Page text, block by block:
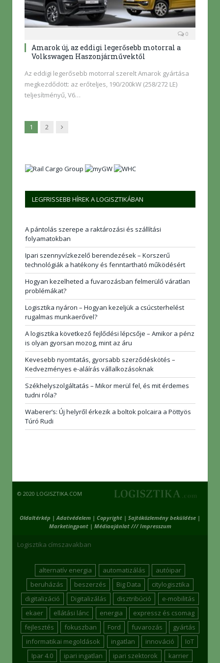
0
Amarok új, az eddigi legerősebb motorral a
Volkswagen Haszonjárművektől
Az eddigi legerősebb motorral szerelt Amarok gyártása
megkezdődött: az erőteljes, 190/200kW (258/272 LE)
teljesítményű, V6…
1 2 Következő
LEGFRISSEBB HÍREK A LOGISZTIKÁBAN
A pántolás szerepe a raktározási és szállítási
folyamatokban
Ipari szennyvízkezelő berendezések – Korszerű
technológiák a hatékony és fenntartható működésért
Hogyan kezelheted a fuvarozásban felmerülő váratlan
problémákat?
Logisztika nyáron – Hogyan kezeljük a csúcsterhelést
rugalmas munkaerővel?
A logisztika következő fejlődési lépcsője – Amikor a pénz
is olyan gyorsan mozog, mint az áru
Kevesebb nyomtatás, gyorsabb szerződéskötés –
Kedvezményes e-aláírás vállalkozásoknak
Székhelyszolgáltatás – Mikor merül fel, és mit érdemes
tudni róla?
Waberer’s: Új helyről érkezik a boltok polcaira a Pöttyös
Túró Rudi
© 2020 LOGISZTIKA.COM
Oldaltérkép |Adatvédelem | Copyright | Sajtóközlemény beküldése |
Marketingpont| Médiaajánlat /// Impresszum
Logisztika címszavakban
alternatív energia automatizálás
autóipar
beruházás
beszerzés Big Data
citylogisztika
digitalizáció
Digitalizálás disztribúció
e-mobilitás
ekaer
ellátási lánc energia
expressz és csomag
fejlesztés
fokuszban Ford fuvarozás
gyártás
informatikai megoldások
ingatlan innováció
IoT
Ipar 4.0
ipari ingatlan ipari szektorok
karrier